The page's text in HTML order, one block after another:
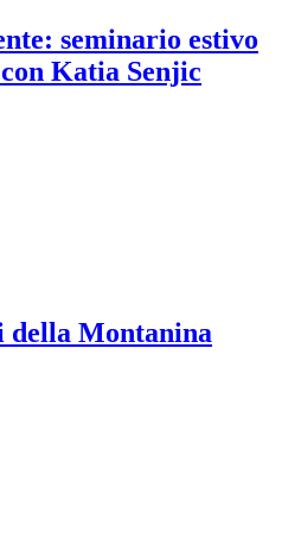
seminario estivo
Katia Senjic
della Montanina